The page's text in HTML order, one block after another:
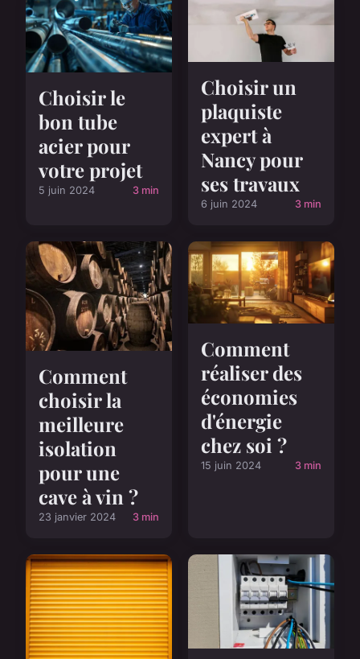
Choisir le
bon tube
acier pour
votre projet
5 juin 2024 3 min
Choisir un
plaquiste
expert à
Nancy pour
ses travaux
6 juin 2024 3 min
Comment
choisir la
meilleure
isolation
pour une
cave à vin ?
23 janvier 2024 3 min
Comment
réaliser des
économies
d'énergie
chez soi ?
15 juin 2024 3 min